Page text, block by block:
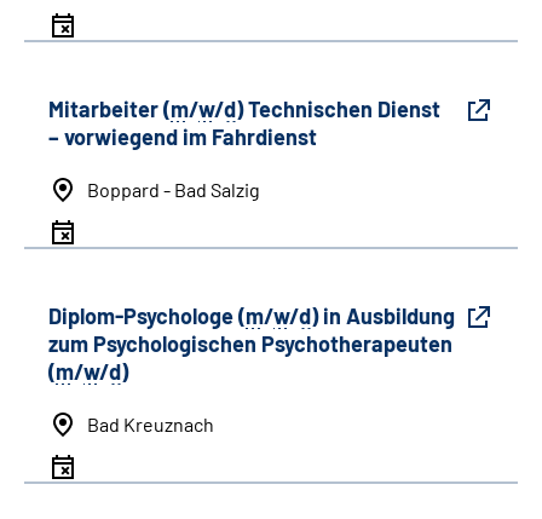
Mitarbeiter (m/w/d) Technischen Dienst
– vorwiegend im Fahrdienst
Boppard - Bad Salzig
Diplom-Psychologe (m/w/d) in Ausbildung
zum Psychologischen Psychotherapeuten
(m/w/d)
Bad Kreuznach